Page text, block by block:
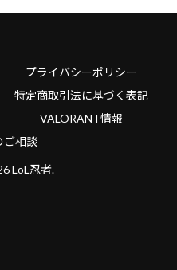
プライバシーポリシー
特定商取引法に基づく表記
VALORANT情報
ご相談
LoL忍者.